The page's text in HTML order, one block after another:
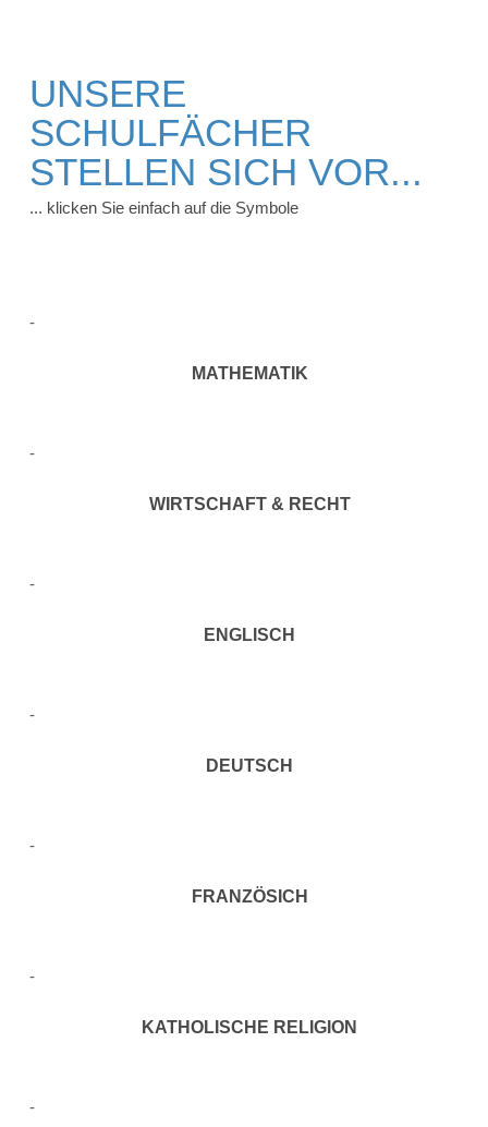
UNSERE
SCHULFÄCHER
STELLEN SICH VOR...
... klicken Sie einfach auf die Symbole
MATHEMATIK
WIRTSCHAFT & RECHT
ENGLISCH
DEUTSCH
FRANZÖSICH
KATHOLISCHE RELIGION